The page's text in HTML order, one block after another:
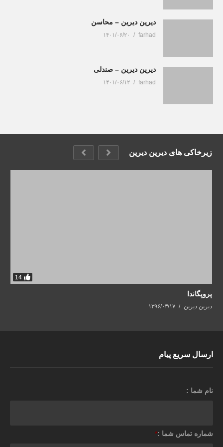
دیرین دیرین – محاسن
farhad ۱۴۰۱/۰۶/۲۰
دیرین دیرین – صندلی
farhad ۱۴۰۱/۰۶/۱۲
زیرخاکی های دیرین دیرین
14
پروپگاندا
دیرین دیرین ۱۳۹۶/۰۳/۱۷
ارسال سریع پیام
نام شما :
شماره تماس شما :*